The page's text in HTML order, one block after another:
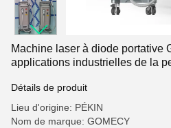
Machine laser à diode portative
applications industrielles de la
Détails de produit
Lieu d'origine: PÉKIN
Nom de marque: GOMECY